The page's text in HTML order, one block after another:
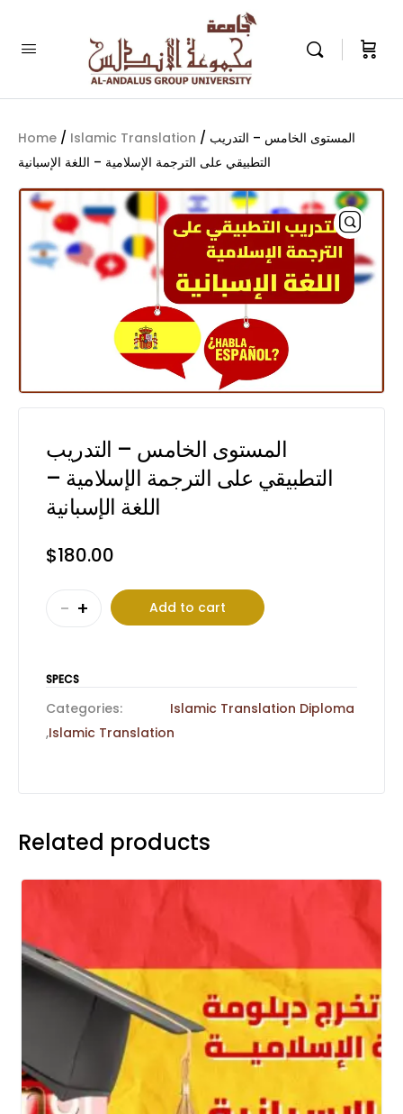
Home / Islamic Translation / المستوى الخامس – التدريب
التطبيقي على الترجمة الإسلامية – اللغة الإسبانية
المستوى الخامس – التدريب
التطبيقي على الترجمة الإسلامية –
اللغة الإسبانية
$180.00
المستوى
الخامس
التدريب
على
الترجمة
–
الإسبانية
- + Add to cart
SPECS
Categories:
Islamic Translation Diploma
,Islamic Translation
Related products